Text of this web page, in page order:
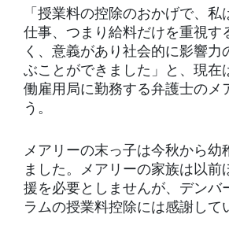
「授業料の控除のおかげで、私
仕事、つまり給料だけを重視す
く、意義があり社会的に影響力
ぶことができました」と、現在
働雇用局に勤務する弁護士のメ
う。
メアリーの末っ子は今秋から幼
ました。メアリーの家族は以前
援を必要としませんが、デンバ
ラムの授業料控除には感謝して